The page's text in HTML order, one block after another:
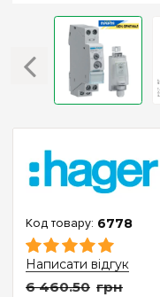
6778
Написати відгук
6 460.50 грн